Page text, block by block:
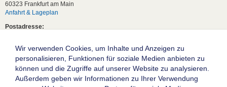
60323 Frankfurt am Main
Anfahrt & Lageplan
Postadresse:
Studentische Anfragen:
studium[at]wiwi.uni-frankfurt[dot]de
Allgemeine Anfragen:
dekanat02[at]wiwi.uni-frankfurt[dot]de
Wir verwenden Cookies, um Inhalte und Anzeigen zu
personalisieren, Funktionen für soziale Medien anbieten zu
können und die Zugriffe auf unserer Website zu analysieren.
Außerdem geben wir Informationen zu Ihrer Verwendung